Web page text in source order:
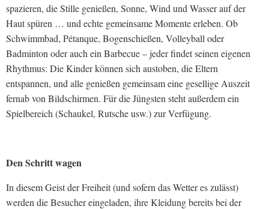
spazieren, die Stille genießen, Sonne, Wind und Wasser auf der
Haut spüren … und echte gemeinsame Momente erleben. Ob
Schwimmbad, Pétanque, Bogenschießen, Volleyball oder
Badminton oder auch ein Barbecue – jeder findet seinen eigenen
Rhythmus: Die Kinder können sich austoben, die Eltern
entspannen, und alle genießen gemeinsam eine gesellige Auszeit
fernab von Bildschirmen. Für die Jüngsten steht außerdem ein
Spielbereich (Schaukel, Rutsche usw.) zur Verfügung.
Den Schritt wagen
In diesem Geist der Freiheit (und sofern das Wetter es zulässt)
werden die Besucher eingeladen, ihre Kleidung bereits bei der